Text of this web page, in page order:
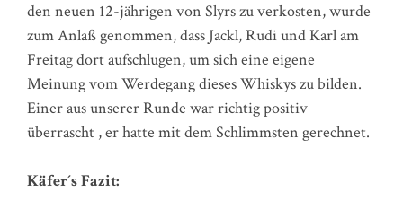
den neuen 12-jährigen von Slyrs zu verkosten, wurde
zum Anlaß genommen, dass Jackl, Rudi und Karl am
Freitag dort aufschlugen, um sich eine eigene
Meinung vom Werdegang dieses Whiskys zu bilden.
Einer aus unserer Runde war richtig positiv
überrascht , er hatte mit dem Schlimmsten gerechnet.
Käfer´s Fazit: